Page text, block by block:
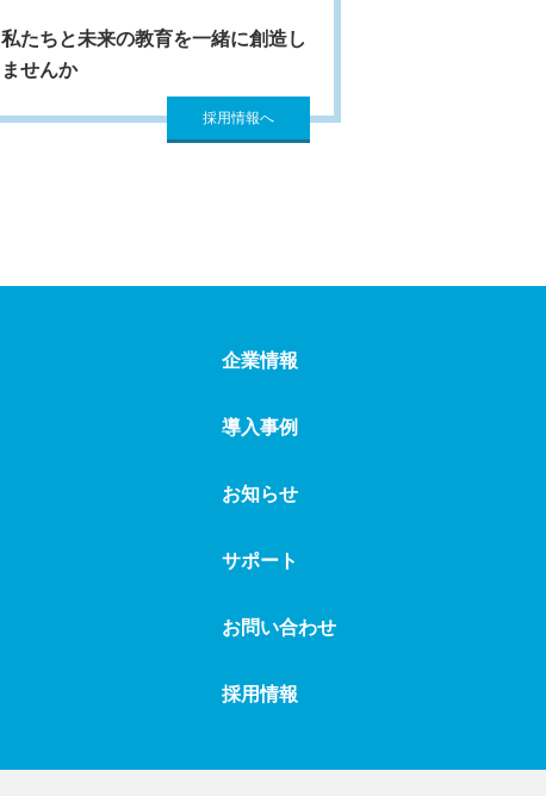
#隙間時間 #個別最適な学び
#中学校
#定期テスト対策 #導入事例
#入退室メール
#複式学級 #補充学習
私たちと未来の教育を一緒に創造し
ませんか
採用情報へ
企業情報
導入事例
お知らせ
サポート
お問い合わせ
採用情報